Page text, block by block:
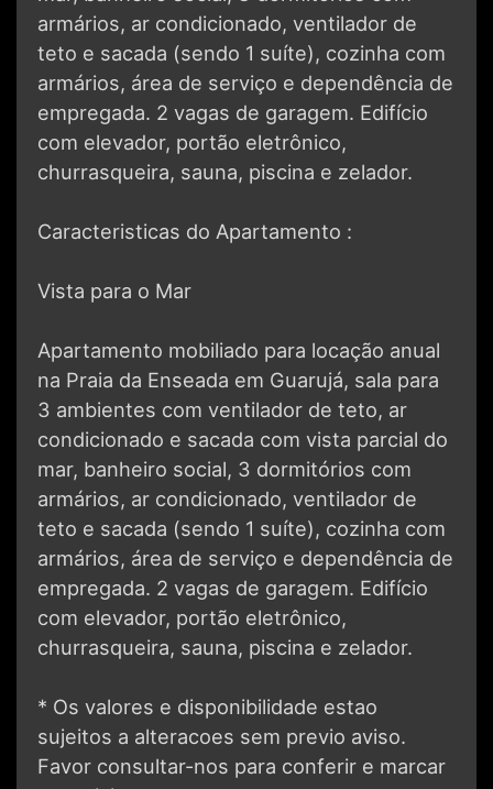
armários, ar condicionado, ventilador de
teto e sacada (sendo 1 suíte), cozinha com
armários, área de serviço e dependência de
empregada. 2 vagas de garagem. Edifício
com elevador, portão eletrônico,
churrasqueira, sauna, piscina e zelador.
Caracteristicas do Apartamento :
Vista para o Mar
Apartamento mobiliado para locação anual
na Praia da Enseada em Guarujá, sala para
3 ambientes com ventilador de teto, ar
condicionado e sacada com vista parcial do
mar, banheiro social, 3 dormitórios com
armários, ar condicionado, ventilador de
teto e sacada (sendo 1 suíte), cozinha com
armários, área de serviço e dependência de
empregada. 2 vagas de garagem. Edifício
com elevador, portão eletrônico,
churrasqueira, sauna, piscina e zelador.
* Os valores e disponibilidade estao
sujeitos a alteracoes sem previo aviso.
Favor consultar-nos para conferir e marcar